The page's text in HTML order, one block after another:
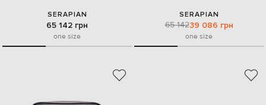
SERAPIAN
65 142 грн
one size
SERAPIAN
65 14239 086 грн
one size